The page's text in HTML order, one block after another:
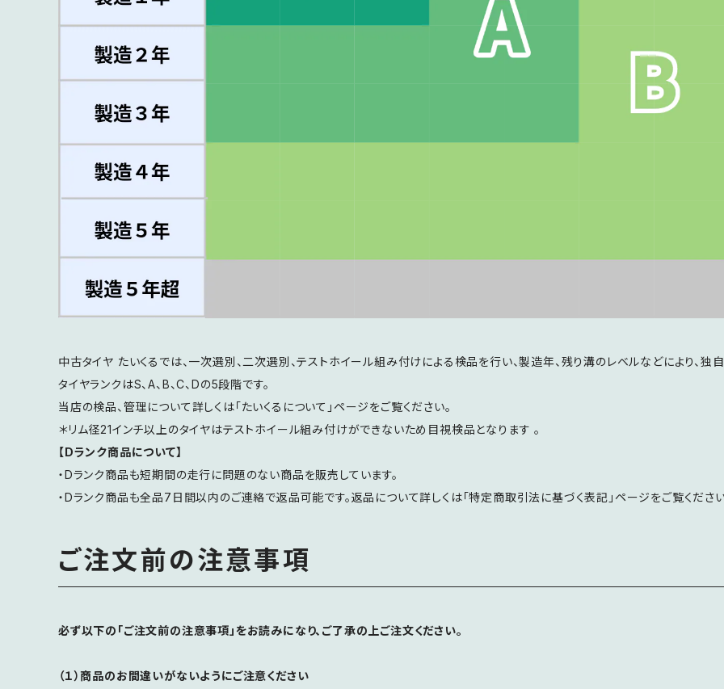
中古タイヤ たいくるでは、一次選別、二次選別、テストホイール組み付けによる検品を行い、製造年、残り溝のレベルなどにより、独
タイヤランクはS、A、B、C、Dの5段階です。
当店の検品、管理について詳しくは「たいくるについて」ページをご覧ください。
＊リム径21インチ以上のタイヤはテストホイール組み付けができないため目視検品となります 。
【Dランク商品について】
・Dランク商品も短期間の走行に問題のない商品を販売しています。
・Dランク商品も全品7日間以内のご連絡で返品可能です。返品について詳しくは「特定商取引法に基づく表記」ページをご覧ください
ご注文前の注意事項
必ず以下の「ご注文前の注意事項」をお読みになり、ご了承の上ご注文ください。
（１）商品のお間違いがないようにご注意ください